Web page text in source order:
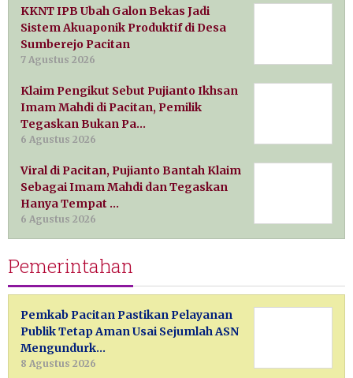
KKNT IPB Ubah Galon Bekas Jadi
Sistem Akuaponik Produktif di Desa
Sumberejo Pacitan
7 Agustus 2026
Klaim Pengikut Sebut Pujianto Ikhsan
Imam Mahdi di Pacitan, Pemilik
Tegaskan Bukan Pa…
6 Agustus 2026
Viral di Pacitan, Pujianto Bantah Klaim
Sebagai Imam Mahdi dan Tegaskan
Hanya Tempat …
6 Agustus 2026
Pemerintahan
Pemkab Pacitan Pastikan Pelayanan
Publik Tetap Aman Usai Sejumlah ASN
Mengundurk…
8 Agustus 2026